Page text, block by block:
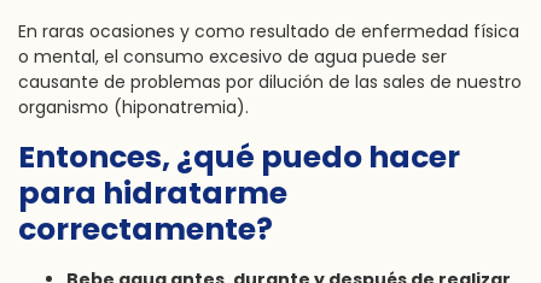
En raras ocasiones y como resultado de enfermedad física
o mental, el consumo excesivo de agua puede ser
causante de problemas por dilución de las sales de nuestro
organismo (hiponatremia).
Entonces, ¿qué puedo hacer
para hidratarme
correctamente?